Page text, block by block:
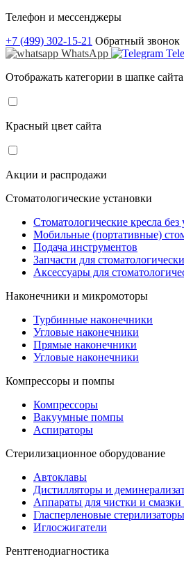
Телефон и мессенджеры
+7 (499) 302-15-21 Обратный звонок
WhatsApp
Отображать категории в шапке сайта
Красный цвет сайта
Акции и распродажи
Стоматологические установки
Стоматологические кресла без
Мобильные (портативные)
Подача инструментов
Запчасти для
Аксессуары для
Наконечники и микромоторы
Турбинные наконечники
Угловые наконечники
Прямые наконечники
Угловые наконечники
Компрессоры и помпы
Компрессоры
Вакуумные помпы
Аспираторы
Стерилизационное оборудование
Автоклавы
Дистилляторы и
Аппараты для чистки и смазки
Гласперленовые стерилизаторы
Иглосжигатели
Рентгенодиагностика